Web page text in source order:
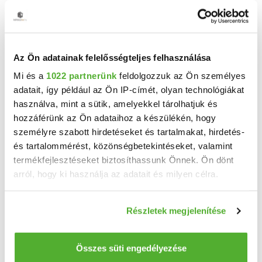
Az Ön adatainak felelősségteljes felhasználása
Mi és a 1022 partnerünk feldolgozzuk az Ön személyes
adatait, így például az Ön IP-címét, olyan technológiákat
használva, mint a sütik, amelyekkel tárolhatjuk és
hozzáférünk az Ön adataihoz a készülékén, hogy
személyre szabott hirdetéseket és tartalmakat, hirdetés-
és tartalommérést, közönségbetekintéseket, valamint
termékfejlesztéseket biztosíthassunk Önnek. Ön dönt
arról, hogy ki használja az adatait és milyen célra.
Információgyűjtés az Ön földrajzi elhelyezkedéséről
pár méteres pontossággal
Az Ön készülékén beazonosítása annak konkrét
Részletek megjelenítése
Összes süti engedélyezése
26.9 M Ft 344 872 Ft/m2
Somogyjád - Eladó családi ház
78 m
2